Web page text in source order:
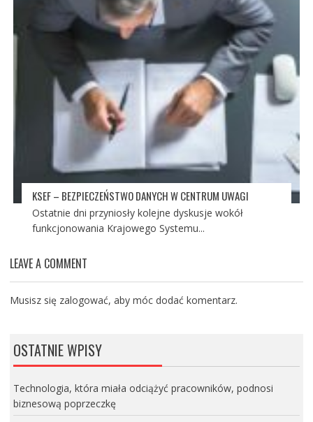
KSEF – BEZPIECZEŃSTWO DANYCH W CENTRUM UWAGI
Ostatnie dni przyniosły kolejne dyskusje wokół
funkcjonowania Krajowego Systemu...
LEAVE A COMMENT
Musisz się zalogować, aby móc dodać komentarz.
OSTATNIE WPISY
Technologia, która miała odciążyć pracowników, podnosi
biznesową poprzeczkę